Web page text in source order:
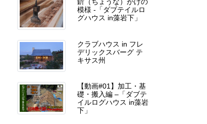
模様 -「ダブテイルロ
グハウス in藻岩下」
クラブハウス in フレ
デリックスバーグ テ
キサス州
【動画#01】加工・基
礎・搬入編 –「ダブテ
イルログハウス in藻岩
下」